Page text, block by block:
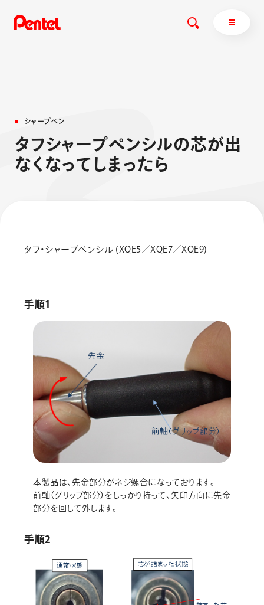
商品を探すトップ
ボールペン
ペン
ブラッシュ（筆）
ぺんてるについて
運営会社
シャ ープペン
タフシャープペンシルの芯が出
なく なって しま ったら
タフ・シャープペンシル (XQE5／XQE7／XQE9)
手順1
本製品は、先金部分がネジ螺合になっております。
前軸（グリップ部分）をしっかり持って、矢印方向に先金
部分を回して外します。
手順2